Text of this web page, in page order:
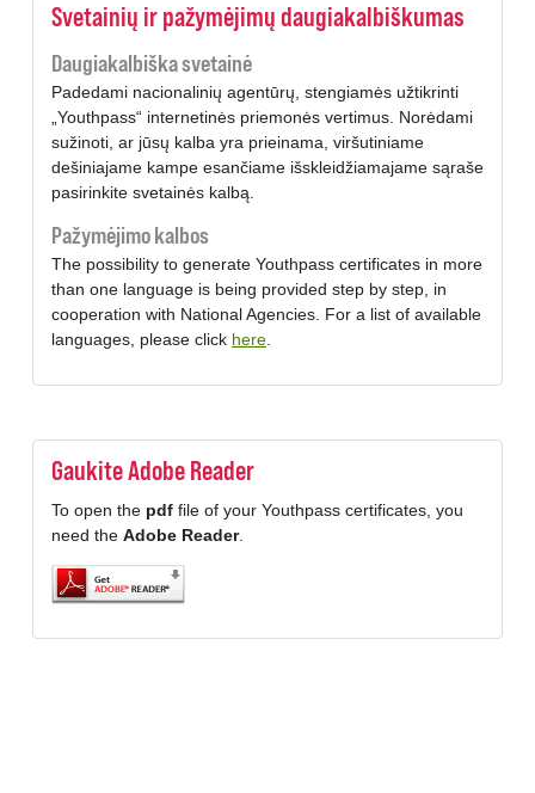
Svetainių ir pažymėjimų daugiakalbiškumas
Daugiakalbiška svetainė
Padedami nacionalinių agentūrų, stengiamės užtikrinti
„Youthpass“ internetinės priemonės vertimus. Norėdami
sužinoti, ar jūsų kalba yra prieinama, viršutiniame
dešiniajame kampe esančiame išskleidžiamajame sąraše
pasirinkite svetainės kalbą.
Pažymėjimo kalbos
The possibility to generate Youthpass certificates in more
than one language is being provided step by step, in
cooperation with National Agencies. For a list of available
languages, please click here.
Gaukite Adobe Reader
To open the pdf file of your Youthpass certificates, you
need the Adobe Reader.